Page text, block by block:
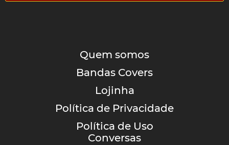
Quem somos
Bandas Covers
Lojinha
Política de Privacidade
Política de Uso
Conversas